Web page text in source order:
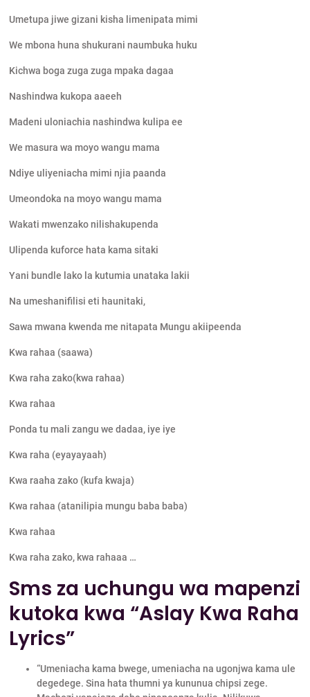
Umetupa jiwe gizani kisha limenipata mimi
We mbona huna shukurani naumbuka huku
Kichwa boga zuga zuga mpaka dagaa
Nashindwa kukopa aaeeh
Madeni uloniachia nashindwa kulipa ee
We masura wa moyo wangu mama
Ndiye uliyeniacha mimi njia paanda
Umeondoka na moyo wangu mama
Wakati mwenzako nilishakupenda
Ulipenda kuforce hata kama sitaki
Yani bundle lako la kutumia unataka lakii
Na umeshanifilisi eti haunitaki,
Sawa mwana kwenda me nitapata Mungu akiipeenda
Kwa rahaa (saawa)
Kwa raha zako(kwa rahaa)
Kwa rahaa
Ponda tu mali zangu we dadaa, iye iye
Kwa raha (eyayayaah)
Kwa raaha zako (kufa kwaja)
Kwa rahaa (atanilipia mungu baba baba)
Kwa rahaa
Kwa raha zako, kwa rahaaa …
Sms za uchungu wa mapenzi
kutoka kwa “Aslay Kwa Raha
Lyrics”
“Umeniacha kama bwege, umeniacha na ugonjwa kama ule
degedege. Sina hata thumni ya kununua chipsi zege.